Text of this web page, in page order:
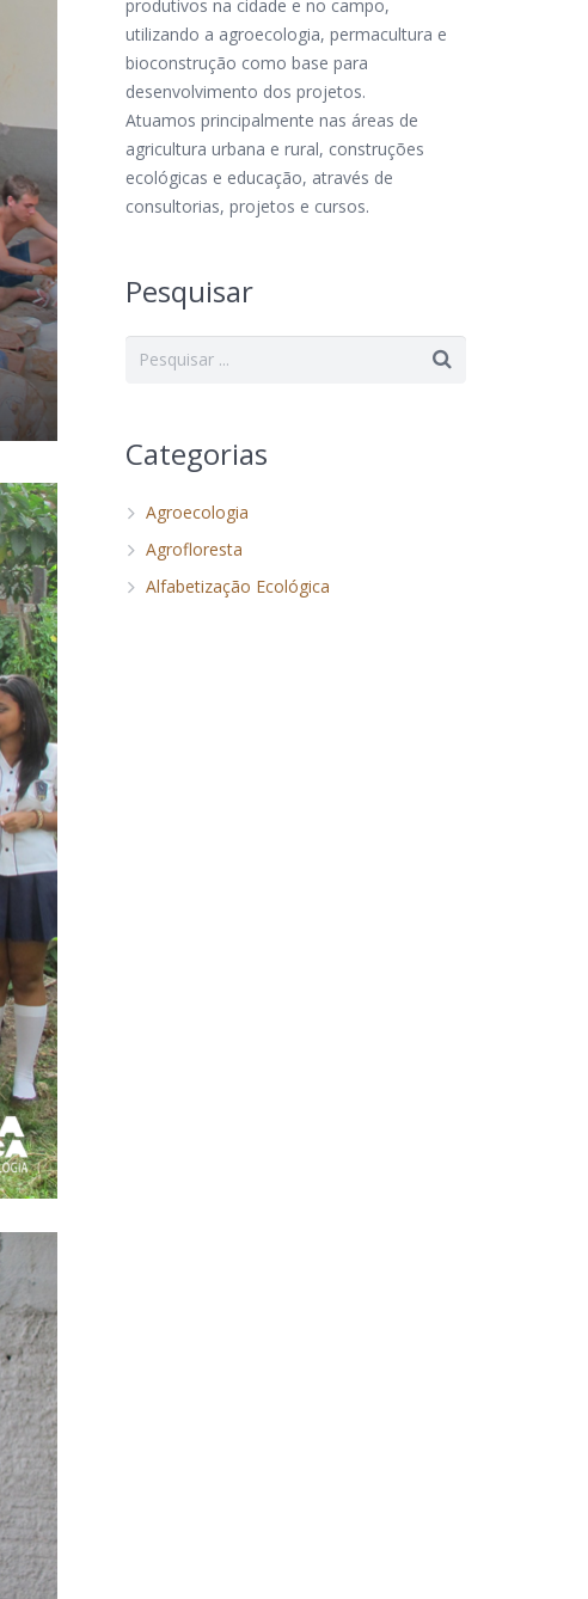
produtivos na cidade e no campo,
utilizando a agroecologia, permacultura e
bioconstrução como base para
desenvolvimento dos projetos.
Atuamos principalmente nas áreas de
agricultura urbana e rural, construções
ecológicas e educação, através de
consultorias, projetos e cursos.
Pesquisar
Categorias
Agroecologia
Agrofloresta
Alfabetização Ecológica